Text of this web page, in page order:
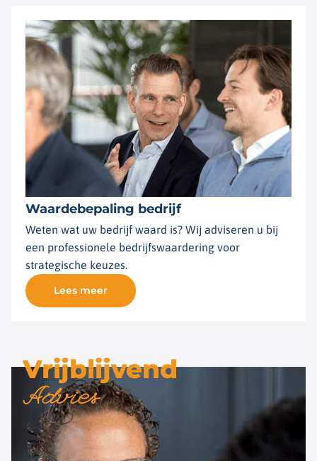
Waardebepaling bedrijf
Weten wat uw bedrijf waard is? Wij adviseren u bij
een professionele bedrijfswaardering voor
strategische keuzes.
Lees meer
Vrijblijvend
Advies